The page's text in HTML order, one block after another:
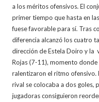
a los méritos ofensivos. El
primer tiempo que hasta en
fuese favorable para sí. Tras
diferencia alcanzó los cuatro
dirección de Estela Doiro y la
Rojas (7-11), momento
ralentizaron el ritmo ofensivo.
rival se colocaba a dos goles,
jugadoras consiguieron